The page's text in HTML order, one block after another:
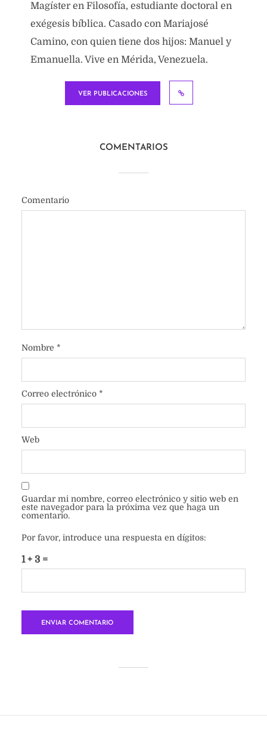
Magíster en Filosofía, estudiante doctoral en
exégesis bíblica. Casado con Mariajosé
Camino, con quien tiene dos hijos: Manuel y
Emanuella. Vive en Mérida, Venezuela.
VER PUBLICACIONES
COMENTARIOS
Comentario
Nombre *
Correo electrónico *
Web
Guardar mi nombre, correo electrónico y sitio web en
este navegador para la próxima vez que haga un
comentario.
Por favor, introduce una respuesta en dígitos:
1 + 3 =